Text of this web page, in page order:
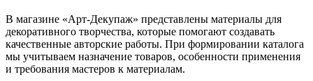
В магазине «Арт-Декупаж» представлены материалы для
декоративного творчества, которые помогают создавать
качественные авторские работы. При формировании каталога
мы учитываем назначение товаров, особенности применения
и требования мастеров к материалам.